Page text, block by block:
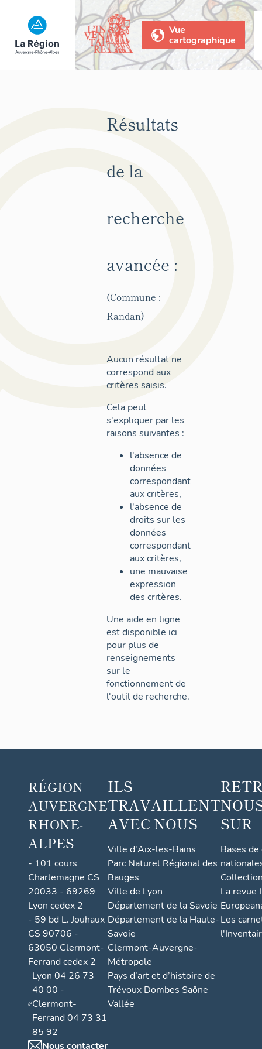
Vue
cartographique
Résultats
de la
recherche
avancée :
(Commune :
Randan)
Aucun résultat ne
correspond aux
critères saisis.
Cela peut
s'expliquer par les
raisons suivantes :
l'absence de
données
correspondant
aux critères,
l'absence de
droits sur les
données
correspondant
aux critères,
une mauvaise
expression
des critères.
Une aide en ligne
est disponible ici
pour plus de
renseignements
sur le
fonctionnement de
l'outil de recherche.
RÉGION
AUVERGNE
RHONE-
ALPES
- 101 cours
Charlemagne CS
20033 - 69269
Lyon cedex 2
- 59 bd L. Jouhaux
CS 90706 -
63050 Clermont-
Ferrand cedex 2
Lyon 04 26 73
40 00 -
Clermont-
Ferrand 04 73 31
85 92
Nous contacter
ILS
TRAVAILLENT
AVEC NOUS
Ville d'Aix-les-Bains
Parc Naturel Régional des
Bauges
Ville de Lyon
Département de la Savoie
Département de la Haute-
Savoie
Clermont-Auvergne-
Métropole
Pays d’art et d’histoire de
Trévoux Dombes Saône
Vallée
SUR
Bases
La revue
Les